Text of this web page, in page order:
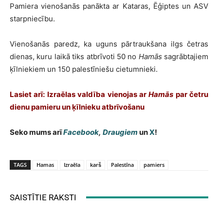
Pamiera vienošanās panākta ar Kataras, Ēģiptes un ASV
starpniecību.
Vienošanās paredz, ka uguns pārtraukšana ilgs četras
dienas, kuru laikā tiks atbrīvoti 50 no Hamās sagrābtajiem
ķīlniekiem un 150 palestīniešu cietumnieki.
Lasiet arī: Izraēlas valdība vienojas arHamās par četru
dienu pamieru un ķīlnieku atbrīvošanu
Seko mums arīFacebook, Draugiem unX!
TAGS Hamas Izraēla karš Palestīna pamiers
SAISTĪTIE RAKSTI